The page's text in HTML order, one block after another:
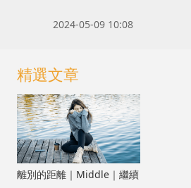
2024-05-09 10:08
精選文章
離別的距離｜Middle｜繼續